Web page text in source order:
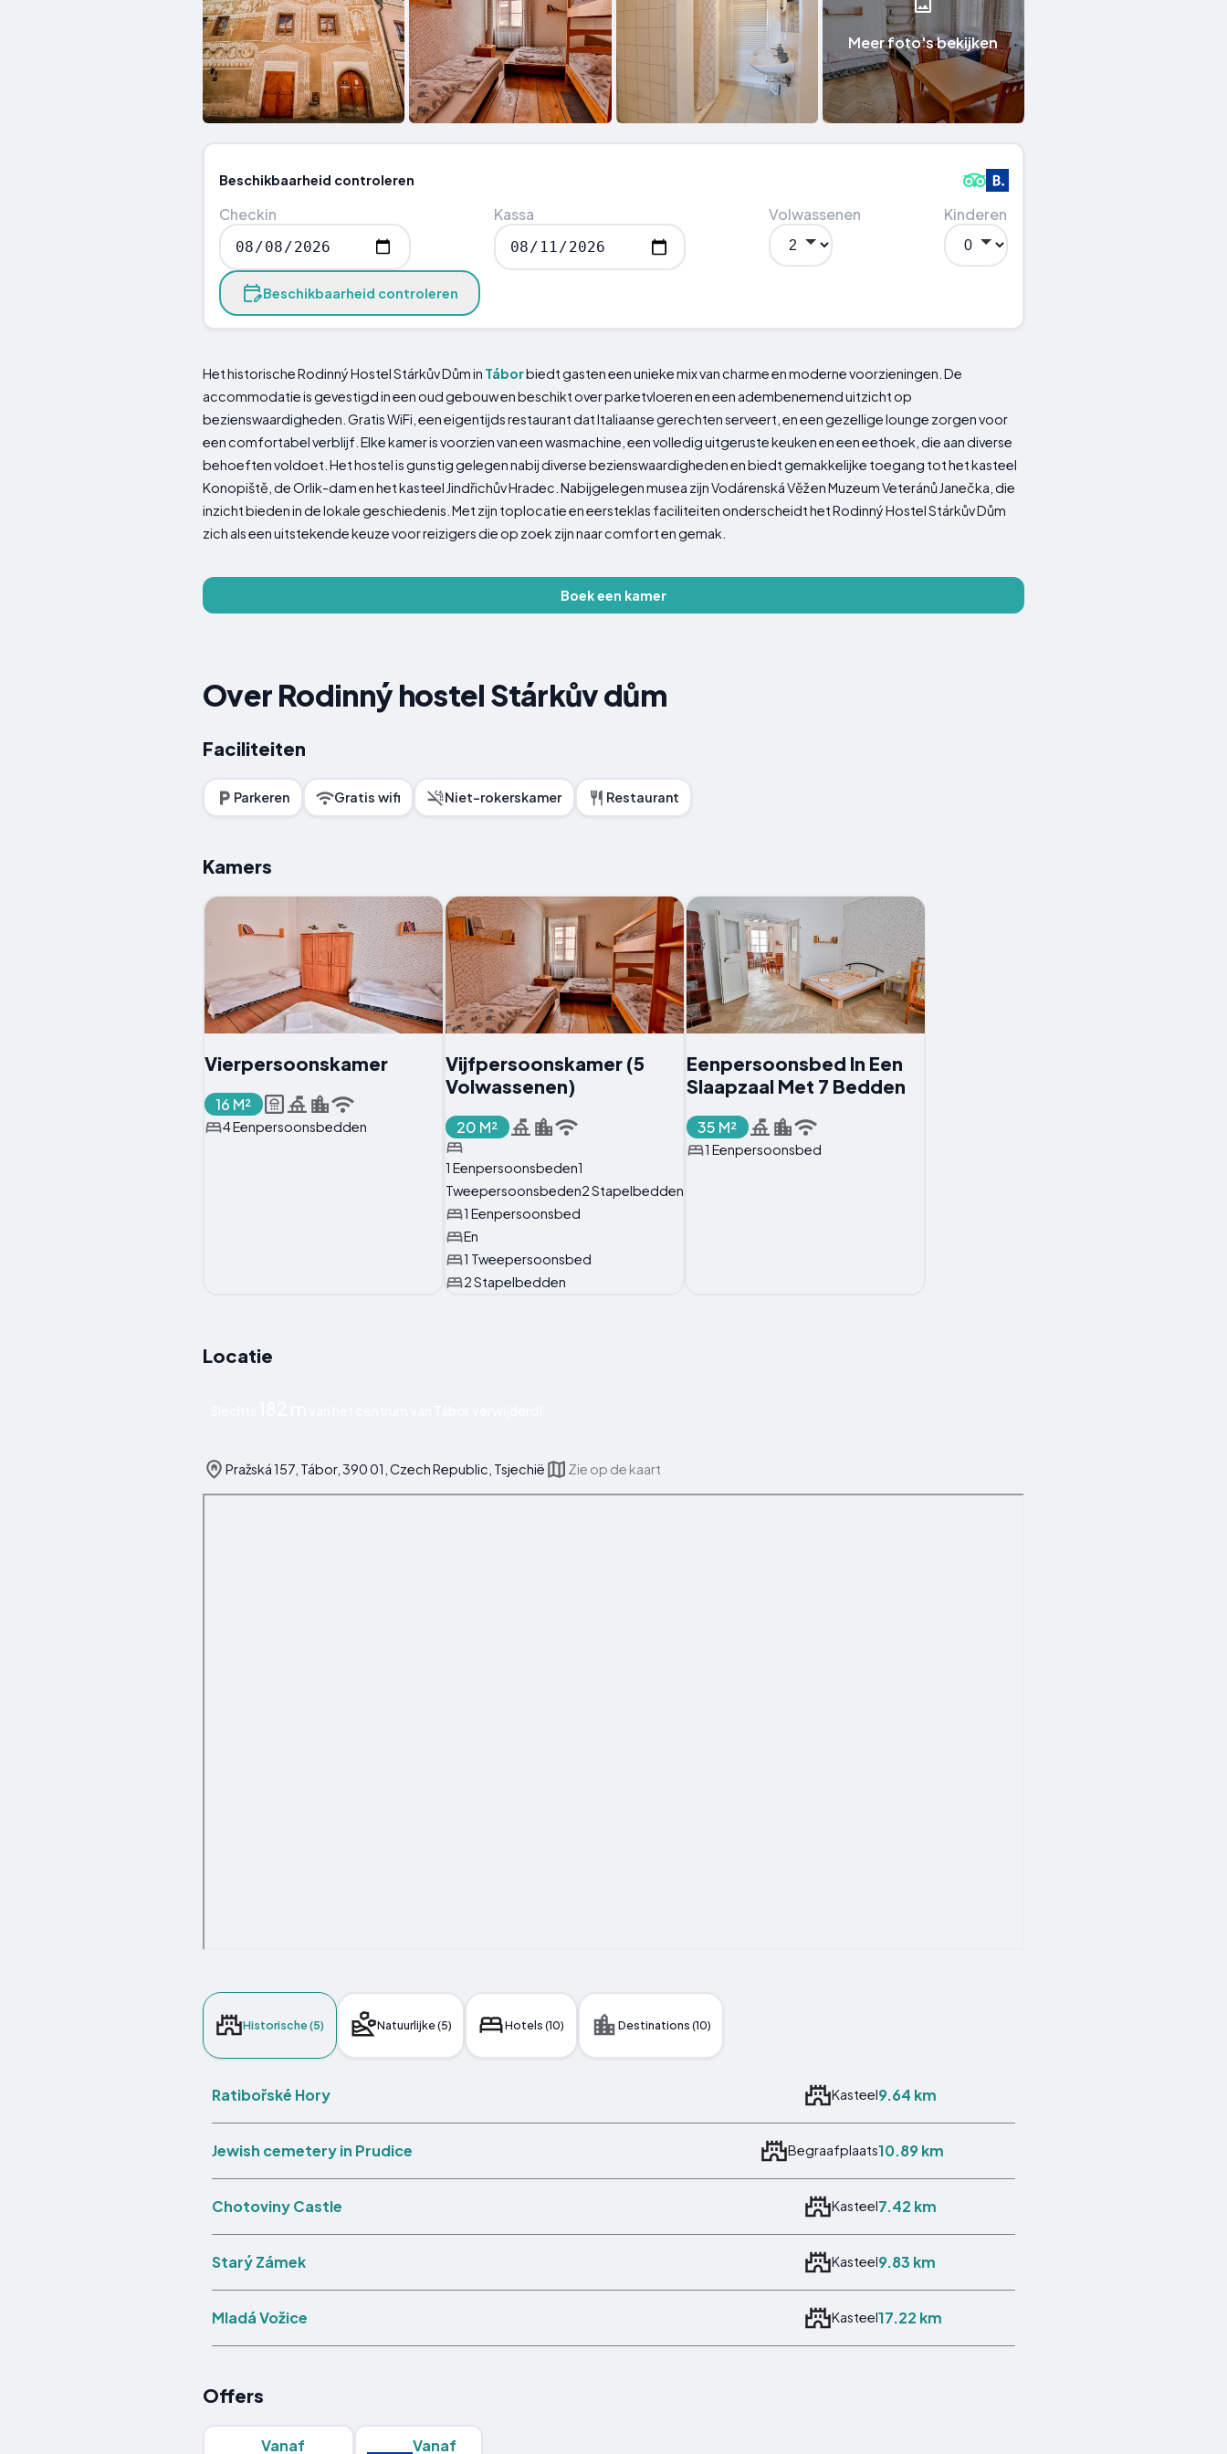
Meer foto's bekijken
Beschikbaarheid controleren
Checkin Kassa Volwassenen Kinderen
Beschikbaarheid controleren
Het historische Rodinný Hostel Stárkův Dům in Táborbiedt gasten een unieke mix van charme en moderne voorzieningen. De
accommodatie is gevestigd in een oud gebouw en beschikt over parketvloeren en een adembenemend uitzicht op
bezienswaardigheden. Gratis WiFi, een eigentijds restaurant dat Italiaanse gerechten serveert, en een gezellige lounge zorgen voor
een comfortabel verblijf. Elke kamer is voorzien van een wasmachine, een volledig uitgeruste keuken en een eethoek, die aan diverse
behoeften voldoet. Het hostel is gunstig gelegen nabij diverse bezienswaardigheden en biedt gemakkelijke toegang tot het kasteel
Konopiště, de Orlik-dam en het kasteel Jindřichův Hradec. Nabijgelegen musea zijn Vodárenská Věž en Muzeum Veteránů Janečka, die
inzicht bieden in de lokale geschiedenis. Met zijn toplocatie en eersteklas faciliteiten onderscheidt het Rodinný Hostel Stárkův Dům
zich als een uitstekende keuze voor reizigers die op zoek zijn naar comfort en gemak.
Boek een kamer
Over Rodinný hostel Stárkův dům
Faciliteiten
Parkeren Gratis wifi Niet-rokerskamer Restaurant
Kamers
Vierpersoonskamer
16 M²
4 Eenpersoonsbedden
Vijfpersoonskamer (5
Volwassenen)
20 M²
1 Eenpersoonsbeden1
Tweepersoonsbeden2 Stapelbedden
1 Eenpersoonsbed
En
1 Tweepersoonsbed
2 Stapelbedden
Eenpersoonsbed In Een
Slaapzaal Met 7 Bedden
35 M²
1 Eenpersoonsbed
Locatie
Pražská 157, Tábor, 390 01, Czech Republic, Tsjechië Zie op de kaart
Historische (5) Natuurlijke (5) Hotels (10) Destinations (10)
Ratibořské Hory Kasteel9.64 km
Jewish cemetery in Prudice Begraafplaats10.89 km
Chotoviny Castle Kasteel7.42 km
Starý Zámek Kasteel9.83 km
Mladá Vožice Kasteel17.22 km
Offers
Vanaf Vanaf